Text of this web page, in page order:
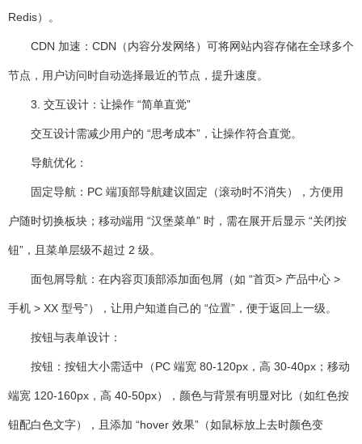
Redis）。
CDN 加速 ：CDN（内容分发网络）可将网站内容存储在全球多个
节点，用户访问时自动选择最近的节点，提升速度。
3. 交互设计：让操作 “简单直觉”
交互设计需减少用户的 “思考成本”，让操作符合直觉。
导航优化 ：
固定导航：PC 端顶部导航建议固定（滚动时不消失），方便用
户随时切换板块；移动端用 “汉堡菜单” 时，需在展开后显示 “关闭按
钮”，且菜单层级不超过 2 级。
面包屑导航：在内容页顶部添加面包屑（如 “首页> 产品中心 >
手机 > XX 型号”），让用户知道自己的 “位置”，便于返回上一级。
按钮与表单设计 ：
按钮：按钮大小需适中（PC 端宽 80-120px，高 30-40px；移动
端宽 120-160px，高 40-50px），颜色与背景有明显对比（如红色按
钮配白色文字），且添加 “hover 效果”（如鼠标放上去时颜色变